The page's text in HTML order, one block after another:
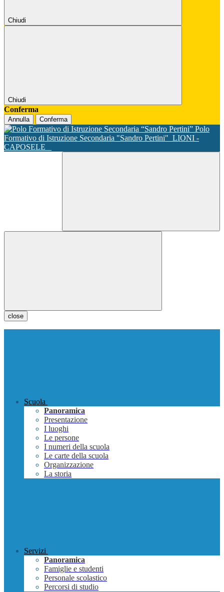
Chiudi
Chiudi
Conferma
Annulla Conferma
Polo
Formativo di Istruzione Secondaria "Sandro Pertini" LIONI -
CAPOSELE
close
Scuola
Panoramica
Presentazione
I luoghi
Le persone
I numeri della scuola
Le carte della scuola
Organizzazione
La storia
Servizi
Panoramica
Famiglie e studenti
Personale scolastico
Percorsi di studio